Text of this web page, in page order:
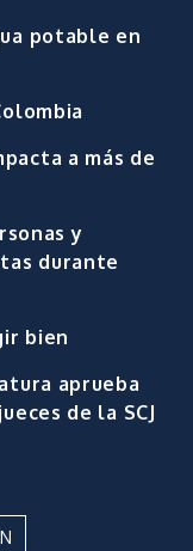
potable en
a más de
y
durante
bien
aprueba
de la SCJ